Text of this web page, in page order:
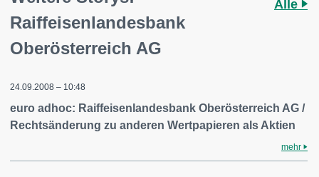
Raiffeisenlandesbank
Oberösterreich AG
Alle
24.09.2008 – 10:48
euro adhoc: Raiffeisenlandesbank Oberösterreich AG /
Rechtsänderung zu anderen Wertpapieren als Aktien
mehr